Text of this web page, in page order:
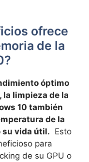
ofrece
de ‌la
óptimo
la limpieza de la‍
10 también
de ⁣la‌
su vida útil. ⁣ Esto
para
de su​ GPU o